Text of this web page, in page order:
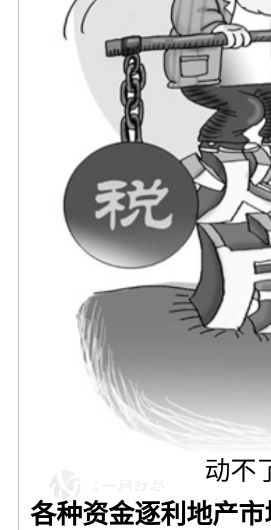
动不了
各种资金逐利地产市